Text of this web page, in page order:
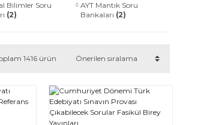
Bilimler Soru
(2)
AYT Mantık Soru
Bankaları (2)
1416 ürün